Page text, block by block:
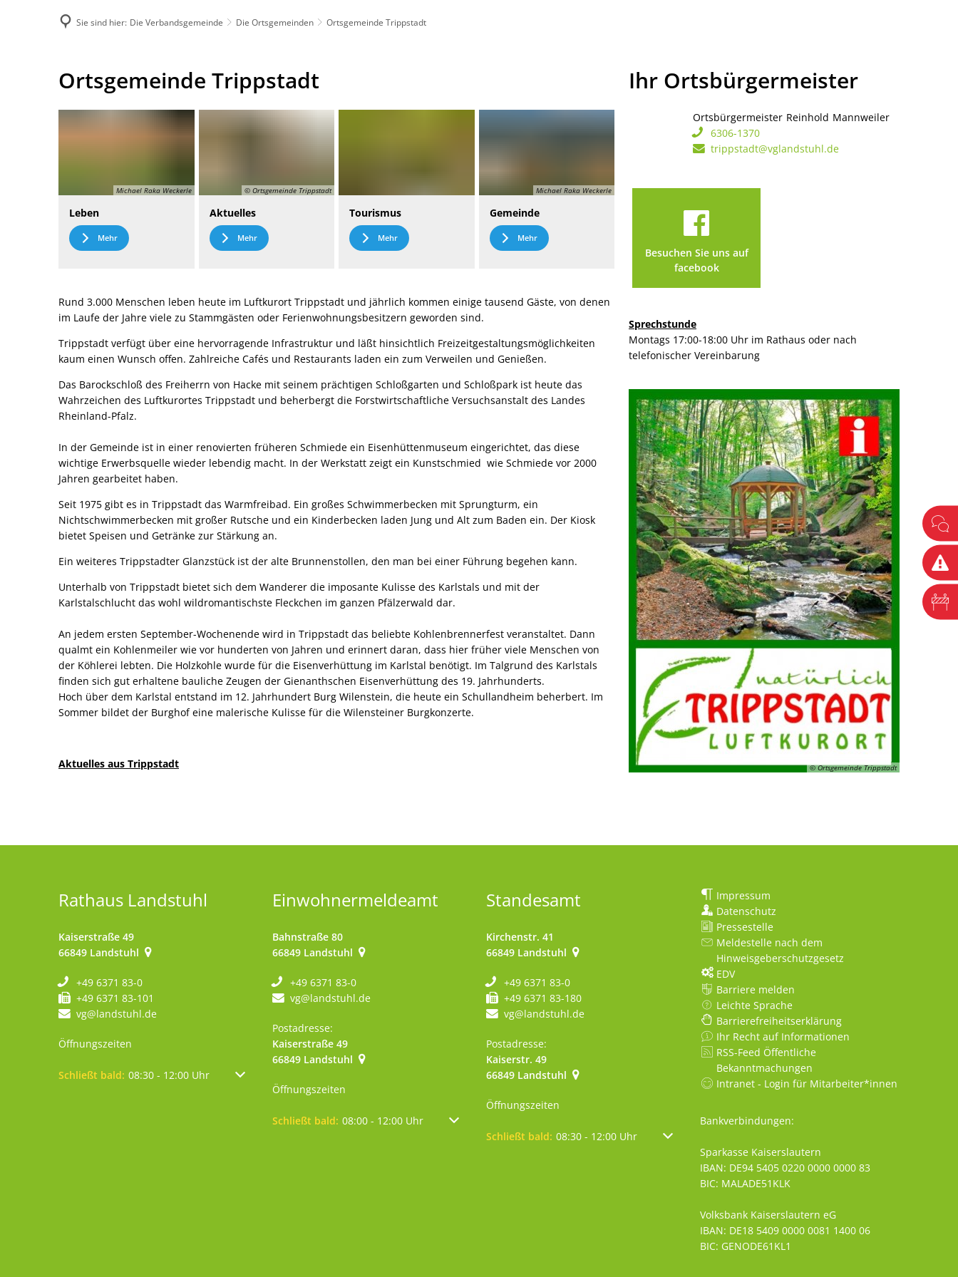
Sie sind hier: Die Verbandsgemeinde Die Ortsgemeinden Ortsgemeinde Trippstadt
Ortsgemeinde
Trippstadt
Ortsgemeinde Trippstadt
Michael Raka Weckerle
Leben
Mehr
© Ortsgemeinde Trippstadt
Aktuelles
Mehr
Tourismus
Mehr
Michael Raka Weckerle
Gemeinde
Mehr
Rund 3.000 Menschen leben heute im Luftkurort Trippstadt und jährlich kommen einige tausend Gäste, von denen
im Laufe der Jahre viele zu Stammgästen oder Ferienwohnungsbesitzern geworden sind.
Trippstadt verfügt über eine hervorragende Infrastruktur und läßt hinsichtlich Freizeitgestaltungsmöglichkeiten
kaum einen Wunsch offen. Zahlreiche Cafés und Restaurants laden ein zum Verweilen und Genießen.
Das Barockschloß des Freiherrn von Hacke mit seinem prächtigen Schloßgarten und Schloßpark ist heute das
Wahrzeichen des Luftkurortes Trippstadt und beherbergt die Forstwirtschaftliche Versuchsanstalt des Landes
Rheinland-Pfalz.
In der Gemeinde ist in einer renovierten früheren Schmiede ein Eisenhüttenmuseum eingerichtet, das diese
wichtige Erwerbsquelle wieder lebendig macht. In der Werkstatt zeigt ein Kunstschmied wie Schmiede vor 2000
Jahren gearbeitet haben.
Seit 1975 gibt es in Trippstadt das Warmfreibad. Ein großes Schwimmerbecken mit Sprungturm, ein
Nichtschwimmerbecken mit großer Rutsche und ein Kinderbecken laden Jung und Alt zum Baden ein. Der Kiosk
bietet Speisen und Getränke zur Stärkung an.
Ein weiteres Trippstadter Glanzstück ist der alte Brunnenstollen, den man bei einer Führung begehen kann.
Unterhalb von Trippstadt bietet sich dem Wanderer die imposante Kulisse des Karlstals und mit der
Karlstalschlucht das wohl wildromantischste Fleckchen im ganzen Pfälzerwald dar.
An jedem ersten September-Wochenende wird in Trippstadt das beliebte Kohlenbrennerfest veranstaltet. Dann
qualmt ein Kohlenmeiler wie vor hunderten von Jahren und erinnert daran, dass hier früher viele Menschen von
der Köhlerei lebten. Die Holzkohle wurde für die Eisenverhüttung im Karlstal benötigt. Im Talgrund des Karlstals
finden sich gut erhaltene bauliche Zeugen der Gienanthschen Eisenverhüttung des 19. Jahrhunderts.
Hoch über dem Karlstal entstand im 12. Jahrhundert Burg Wilenstein, die heute ein Schullandheim beherbert. Im
Sommer bildet der Burghof eine malerische Kulisse für die Wilensteiner Burgkonzerte.
Aktuelles aus Trippstadt
Ihr Ortsbürgermeister
Ortsbürgermeister Reinhold Mannweiler
6306-1370
trippstadt@vglandstuhl.de
Besuchen Sie uns auf
facebook
Sprechstunde
Montags 17:00-18:00 Uhr im Rathaus oder nach
telefonischer Vereinbarung
© Ortsgemeinde Trippstadt
Rathaus Landstuhl
Kaiserstraße 49
66849 Landstuhl
+49 6371 83-0
+49 6371 83-101
vg@landstuhl.de
Öffnungszeiten
Klicken, um weitere Öffnungs- oder Schließzeiten auszublenden
Schließt bald: 08:30 - 12:00 Uhr Von 08:30 bis 12:00 Uhr
Einwohnermeldeamt
Bahnstraße 80
66849 Landstuhl
+49 6371 83-0
vg@landstuhl.de
Postadresse:
Kaiserstraße 49
66849 Landstuhl
Öffnungszeiten
Klicken, um weitere Öffnungs- oder Schließzeiten auszublenden
Schließt bald: 08:00 - 12:00 Uhr Von 08:00 bis 12:00 Uhr
Standesamt
Kirchenstr. 41
66849 Landstuhl
+49 6371 83-0
+49 6371 83-180
vg@landstuhl.de
Postadresse:
Kaiserstr. 49
66849 Landstuhl
Öffnungszeiten
Klicken, um weitere Öffnungs- oder Schließzeiten auszublenden
Schließt bald: 08:30 - 12:00 Uhr Von 08:30 bis 12:00 Uhr
Impressum
Datenschutz
Pressestelle
Meldestelle nach dem
Hinweisgeberschutzgesetz
EDV
Barriere melden
Leichte Sprache
Barrierefreiheitserklärung
Ihr Recht auf Informationen
RSS-Feed Öffentliche
Bekanntmachungen
Intranet - Login für Mitarbeiter*innen
Bankverbindungen:
Sparkasse Kaiserslautern
IBAN: DE94 5405 0220 0000 0000 83
BIC: MALADE51KLK
Volksbank Kaiserslautern eG
IBAN: DE18 5409 0000 0081 1400 06
BIC: GENODE61KL1